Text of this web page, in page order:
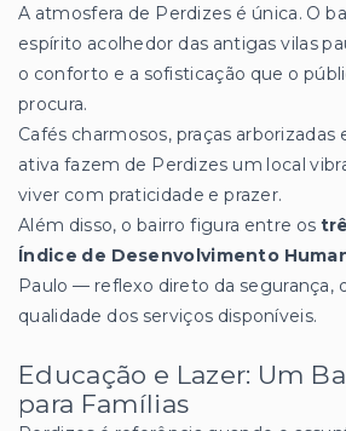
A atmosfera de Perdizes é única. O
espírito acolhedor das antigas vilas
o conforto e a sofisticação que o
procura.
Cafés charmosos, praças arborizadas
ativa fazem de Perdizes um local
viver com praticidade e prazer.
Além disso, o bairro figura entre os
Índice de Desenvolvimento
Paulo — reflexo direto da segurança,
qualidade dos serviços disponíveis.
Educação e Lazer: Um
para Famílias